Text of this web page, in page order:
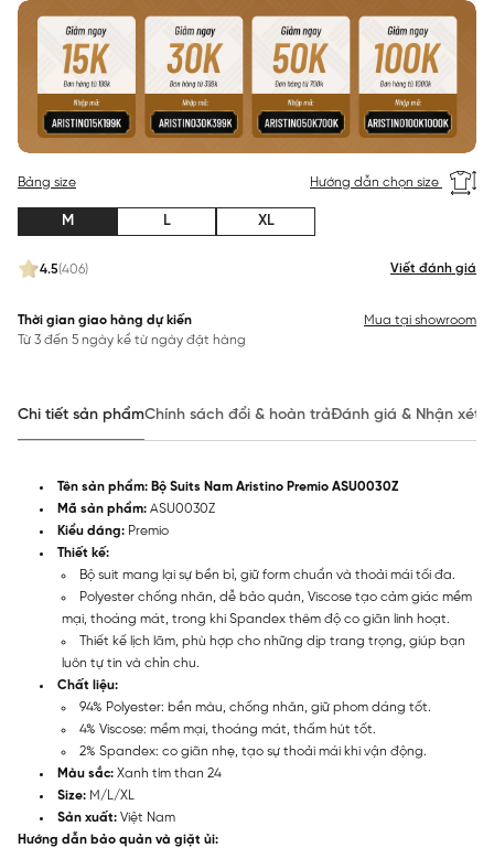
4.5(406) Viết đánh giá
Bảng size Hướng dẫn chọn size
M L XL
Thời gian giao hàng dự kiến
Từ 3 đến 5 ngày kể từ ngày đặt hàng
Mua tại showroom
Chi tiết sản phẩmChính sách đổi & hoàn trảĐánh giá & Nhận xét
Tên sản phẩm: Bộ Suits Nam Aristino Premio ASU0030Z
Mã sản phẩm: ASU0030Z
Kiểu dáng: Premio
Thiết kế:
Bộ suit mang lại sự bền bỉ, giữ form chuẩn và thoải mái tối đa.
Polyester chống nhăn, dễ bảo quản, Viscose tạo cảm giác mềm
mại, thoáng mát, trong khi Spandex thêm độ co giãn linh hoạt.
Thiết kế lịch lãm, phù hợp cho những dịp trang trọng, giúp bạn
luôn tự tin và chỉn chu.
Chất liệu:
94% Polyester: bền màu, chống nhăn, giữ phom dáng tốt.
4% Viscose: mềm mại, thoáng mát, thấm hút tốt.
2% Spandex: co giãn nhẹ, tạo sự thoải mái khi vận động.
Màu sắc: Xanh tím than 24
Size: M/L/XL
Sản xuất: Việt Nam
Hướng dẫn bảo quản và giặt ủi: